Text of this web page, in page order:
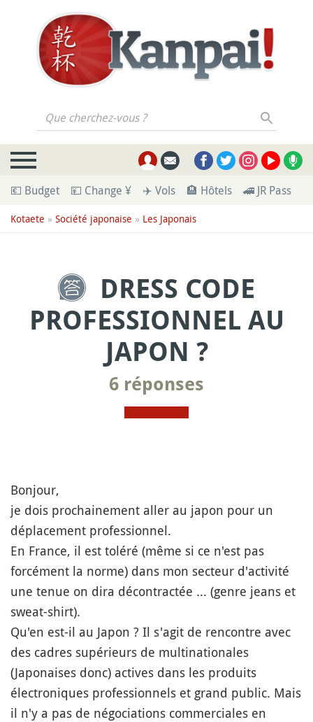
Que cherchez-vous ?
💶 Budget 💴 Change ¥ ✈️ Vols 🏨 Hôtels 🚄 JR Pass
Kotaete » Société japonaise » Les Japonais
DRESS CODE
PROFESSIONNEL AU
JAPON ?
6 réponses
Bonjour,
je dois prochainement aller au japon pour un
déplacement professionnel.
En France, il est toléré (même si ce n'est pas
forcément la norme) dans mon secteur d'activité
une tenue on dira décontractée ... (genre jeans et
sweat-shirt).
Qu'en est-il au Japon ? Il s'agit de rencontre avec
des cadres supérieurs de multinationales
(Japonaises donc) actives dans les produits
électroniques professionnels et grand public. Mais
il n'y a pas de négociations commerciales en